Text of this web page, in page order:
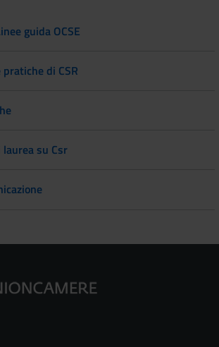
guida OCSE
pratiche di CSR
laurea su Csr